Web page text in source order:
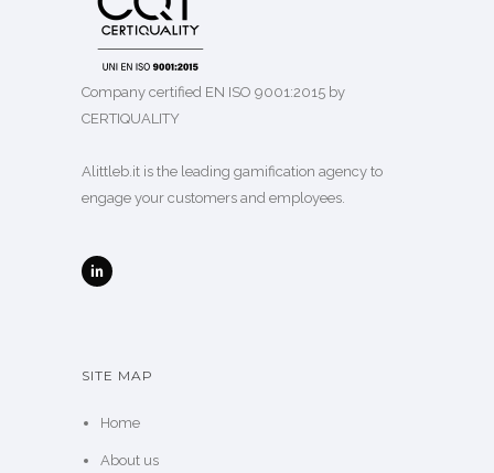
Company certified EN ISO 9001:2015 by
CERTIQUALITY
Alittleb.it is the leading gamification agency to
engage your customers and employees.
SITE MAP
Home
About us